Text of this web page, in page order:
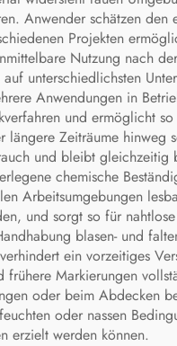
Anwender schätzen
Projekten
Nutzung nach
unterschiedlichsten
Anwendungen in
und ermöglicht
Zeiträume hinweg
und bleibt
chemische
Arbeitsumgebungen
und sorgt so für
blasen- und
ein vorzeitiges
Markierungen
oder beim Abdecken
oder nassen
erzielt werden können.